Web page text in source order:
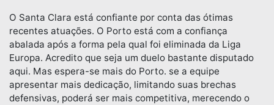
O Santa Clara está confiante por conta das ótimas
recentes atuações. O Porto está com a confiança
abalada após a forma pela qual foi eliminada da Liga
Europa. Acredito que seja um duelo bastante disputado
aqui. Mas espera-se mais do Porto. se a equipe
apresentar mais dedicação, limitando suas brechas
defensivas, poderá ser mais competitiva, merecendo o